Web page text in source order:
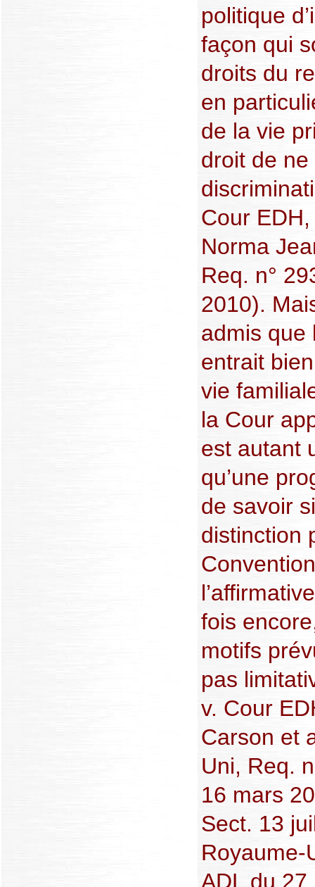
politique
façon qui
droits du
en
de la vie
droit de
Cour
Norma
Req. n°
2010).
admis que
entrait
vie
la Cour
est autant
qu’une
de savoir
distinction
fois
motifs
pas
v. Cour
Carson et
Uni, Req.
16 mars
Sect. 13
Royaume-
ADL du 27